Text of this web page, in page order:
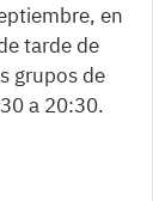
en
tarde de
grupos de
a 20:30.